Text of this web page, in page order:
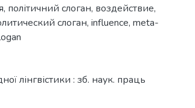
, політичний слоган, воздействие,
слоган, influence, meta-
лінгвістики : зб. наук. праць